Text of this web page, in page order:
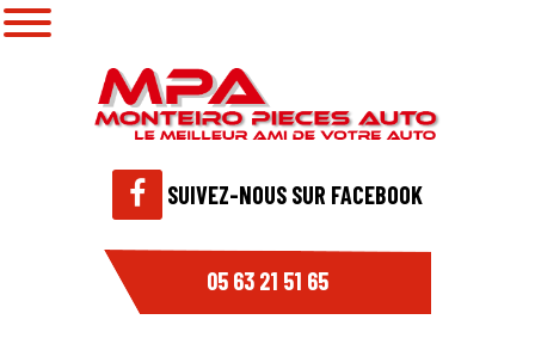
SUIVEZ-NOUS SUR FACEBOOK
05 63 21 51 65